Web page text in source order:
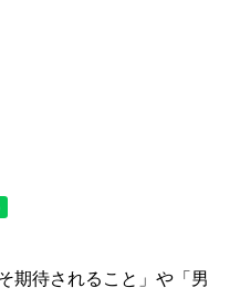
期待されること」や「男